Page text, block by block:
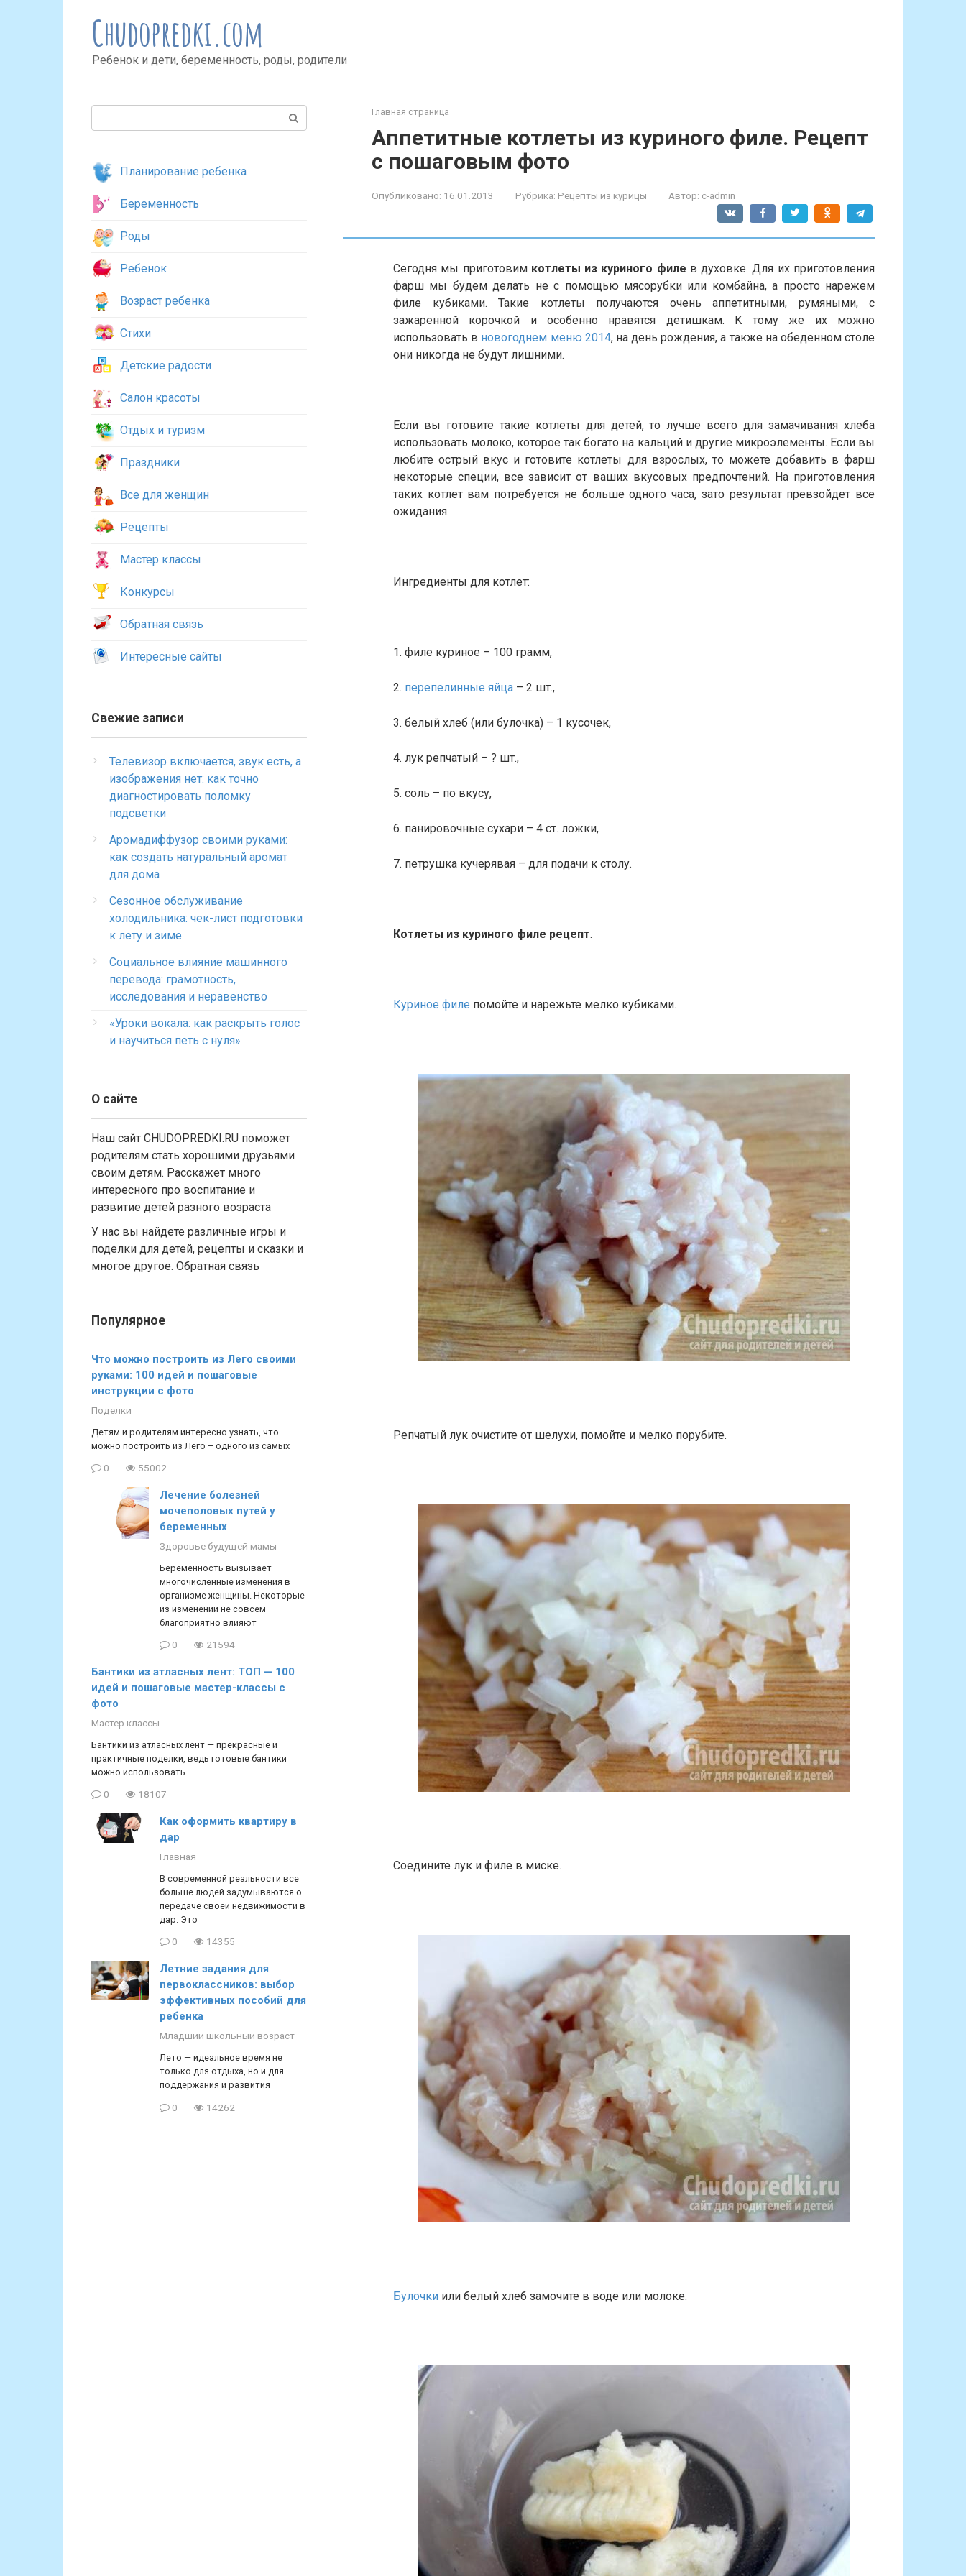
Chudopredki.com
Ребенок и дети, беременность, роды, родители
Главная страница
Аппетитные котлеты из куриного филе. Рецепт
с пошаговым фото
Опубликовано: 16.01.2013 Рубрика: Рецепты из курицы Автор: c-admin
Сегодня мы приготовим котлеты из куриного филе в духовке. Для их приготовления
фарш мы будем делать не с помощью мясорубки или комбайна, а просто нарежем
филе кубиками. Такие котлеты получаются очень аппетитными, румяными, с
зажаренной корочкой и особенно нравятся детишкам. К тому же их можно
использовать в новогоднем меню 2014, на день рождения, а также на обеденном столе
они никогда не будут лишними.
Если вы готовите такие котлеты для детей, то лучше всего для замачивания хлеба
использовать молоко, которое так богато на кальций и другие микроэлементы. Если вы
любите острый вкус и готовите котлеты для взрослых, то можете добавить в фарш
некоторые специи, все зависит от ваших вкусовых предпочтений. На приготовления
таких котлет вам потребуется не больше одного часа, зато результат превзойдет все
ожидания.
Ингредиенты для котлет:
1. филе куриное – 100 грамм,
2. перепелинные яйца – 2 шт.,
3. белый хлеб (или булочка) – 1 кусочек,
4. лук репчатый – ? шт.,
5. соль – по вкусу,
6. панировочные сухари – 4 ст. ложки,
7. петрушка кучерявая – для подачи к столу.
Котлеты из куриного филе рецепт.
Куриное филе помойте и нарежьте мелко кубиками.
Репчатый лук очистите от шелухи, помойте и мелко порубите.
Соедините лук и филе в миске.
Булочки или белый хлеб замочите в воде или молоке.
Планирование ребенка
Беременность
Роды
Ребенок
Возраст ребенка
Стихи
Детские радости
Салон красоты
Отдых и туризм
Праздники
Все для женщин
Рецепты
Мастер классы
Конкурсы
Обратная связь
Интересные сайты
Свежие записи
Телевизор включается, звук есть, а
изображения нет: как точно
диагностировать поломку
подсветки
Аромадиффузор своими руками:
как создать натуральный аромат
для дома
Сезонное обслуживание
холодильника: чек-лист подготовки
к лету и зиме
Социальное влияние машинного
перевода: грамотность,
исследования и неравенство
«Уроки вокала: как раскрыть голос
и научиться петь с нуля»
О сайте
Наш сайт CHUDOPREDKI.RU поможет
родителям стать хорошими друзьями
своим детям. Расскажет много
интересного про воспитание и
развитие детей разного возраста
У нас вы найдете различные игры и
поделки для детей, рецепты и сказки и
многое другое. Обратная связь
Популярное
Что можно построить из Лего своими
руками: 100 идей и пошаговые
инструкции с фото
Поделки
Детям и родителям интересно узнать, что
можно построить из Лего – одного из самых
0 55002
Лечение болезней
мочеполовых путей у
беременных
Здоровье будущей мамы
Беременность вызывает
многочисленные изменения в
организме женщины. Некоторые
из изменений не совсем
благоприятно влияют
0 21594
Бантики из атласных лент: ТОП — 100
идей и пошаговые мастер-классы с
фото
Мастер классы
Бантики из атласных лент — прекрасные и
практичные поделки, ведь готовые бантики
можно использовать
0 18107
Как оформить квартиру в
дар
Главная
В современной реальности все
больше людей задумываются о
передаче своей недвижимости в
дар. Это
0 14355
Летние задания для
первоклассников: выбор
эффективных пособий для
ребенка
Младший школьный возраст
Лето — идеальное время не
только для отдыха, но и для
поддержания и развития
0 14262